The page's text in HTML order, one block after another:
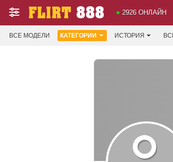
2926 ОНЛАЙН
ВСЕ МОДЕЛИ КАТЕГОРИИ ИСТОРИЯ